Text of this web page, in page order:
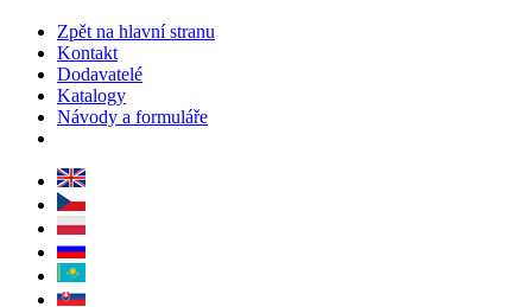
Zpět na hlavní stranu
Kontakt
Dodavatelé
Katalogy
Návody a formuláře